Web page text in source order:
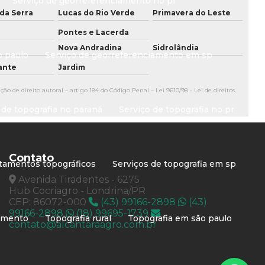
paulo Serviço de georreferenciamento em sp
topográficos Serviços de topografia em sp
Topografia rural Topografia em são paulo
Serviço de consultoria ambiental em presidente
prudente
Serviço de consultoria ambiental em presidente
prudente sp
Serviço de georreferenciamento em londrina
Serviço de georreferenciamento no paraná
Serviço de georreferenciamento no pr
Serra Lucas do Rio Verde Primavera do Leste
Pontes e Lacerda
Nova Andradina Sidrolândia
Jardim
de direito autoral – artigo 184 do Código Penal – Lei 9610/98 - Lei de direitos
Contato
Avenida Tiradentes - 6275
Hub Cocriagro - Londrina/PR
CEP: 86072-000
(43) 99166-2898
(43)
99166-2898
(18) 99695-1739
contato@alcantaraagro.com.br